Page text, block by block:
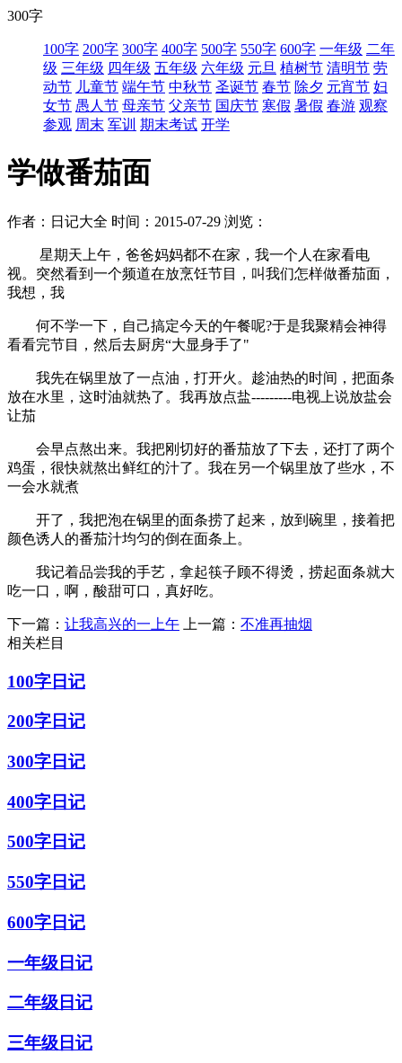
300字
100字 200字 300字 400字 500字 550字 600字 一年级 二年
级 三年级 四年级 五年级 六年级 元旦 植树节 清明节 劳
动节 儿童节 端午节 中秋节 圣诞节 春节 除夕 元宵节 妇
女节 愚人节 母亲节 父亲节 国庆节 寒假 暑假 春游 观察
参观 周末 军训 期末考试 开学
学做番茄面
作者：日记大全 时间：2015-07-29 浏览：
星期天上午，爸爸妈妈都不在家，我一个人在家看电
视。突然看到一个频道在放烹饪节目，叫我们怎样做番茄面，
我想，我
何不学一下，自己搞定今天的午餐呢?于是我聚精会神得
看看完节目，然后去厨房“大显身手了"
我先在锅里放了一点油，打开火。趁油热的时间，把面条
放在水里，这时油就热了。我再放点盐---------电视上说放盐会
让茄
会早点熬出来。我把刚切好的番茄放了下去，还打了两个
鸡蛋，很快就熬出鲜红的汁了。我在另一个锅里放了些水，不
一会水就煮
开了，我把泡在锅里的面条捞了起来，放到碗里，接着把
颜色诱人的番茄汁均匀的倒在面条上。
我记着品尝我的手艺，拿起筷子顾不得烫，捞起面条就大
吃一口，啊，酸甜可口，真好吃。
下一篇： 让我高兴的一上午 上一篇： 不准再抽烟
相关栏目
100字日记
200字日记
300字日记
400字日记
500字日记
550字日记
600字日记
一年级日记
二年级日记
三年级日记